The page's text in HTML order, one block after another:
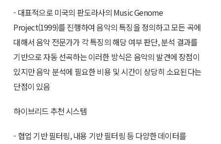
- 대표적으로 미국의 판도라사의 Music Genome
Project(1999)를 진행하여 음악의 특징을 정의하고 모든 곡에
대해서 음악 전문가가 각 특징의 해당 여부 판단, 분석 결과를
기반으로 자동 선곡하는 이러한 방식은 음악의 발견에 장점이
있지만 음악 분석에 필요한 비용 및 시간이 상당히 소요된다는
단점이 있음
하이브리드 추천 시스템
- 협업 기반 필터링, 내용 기반 필터링 등 다양한 데이터를